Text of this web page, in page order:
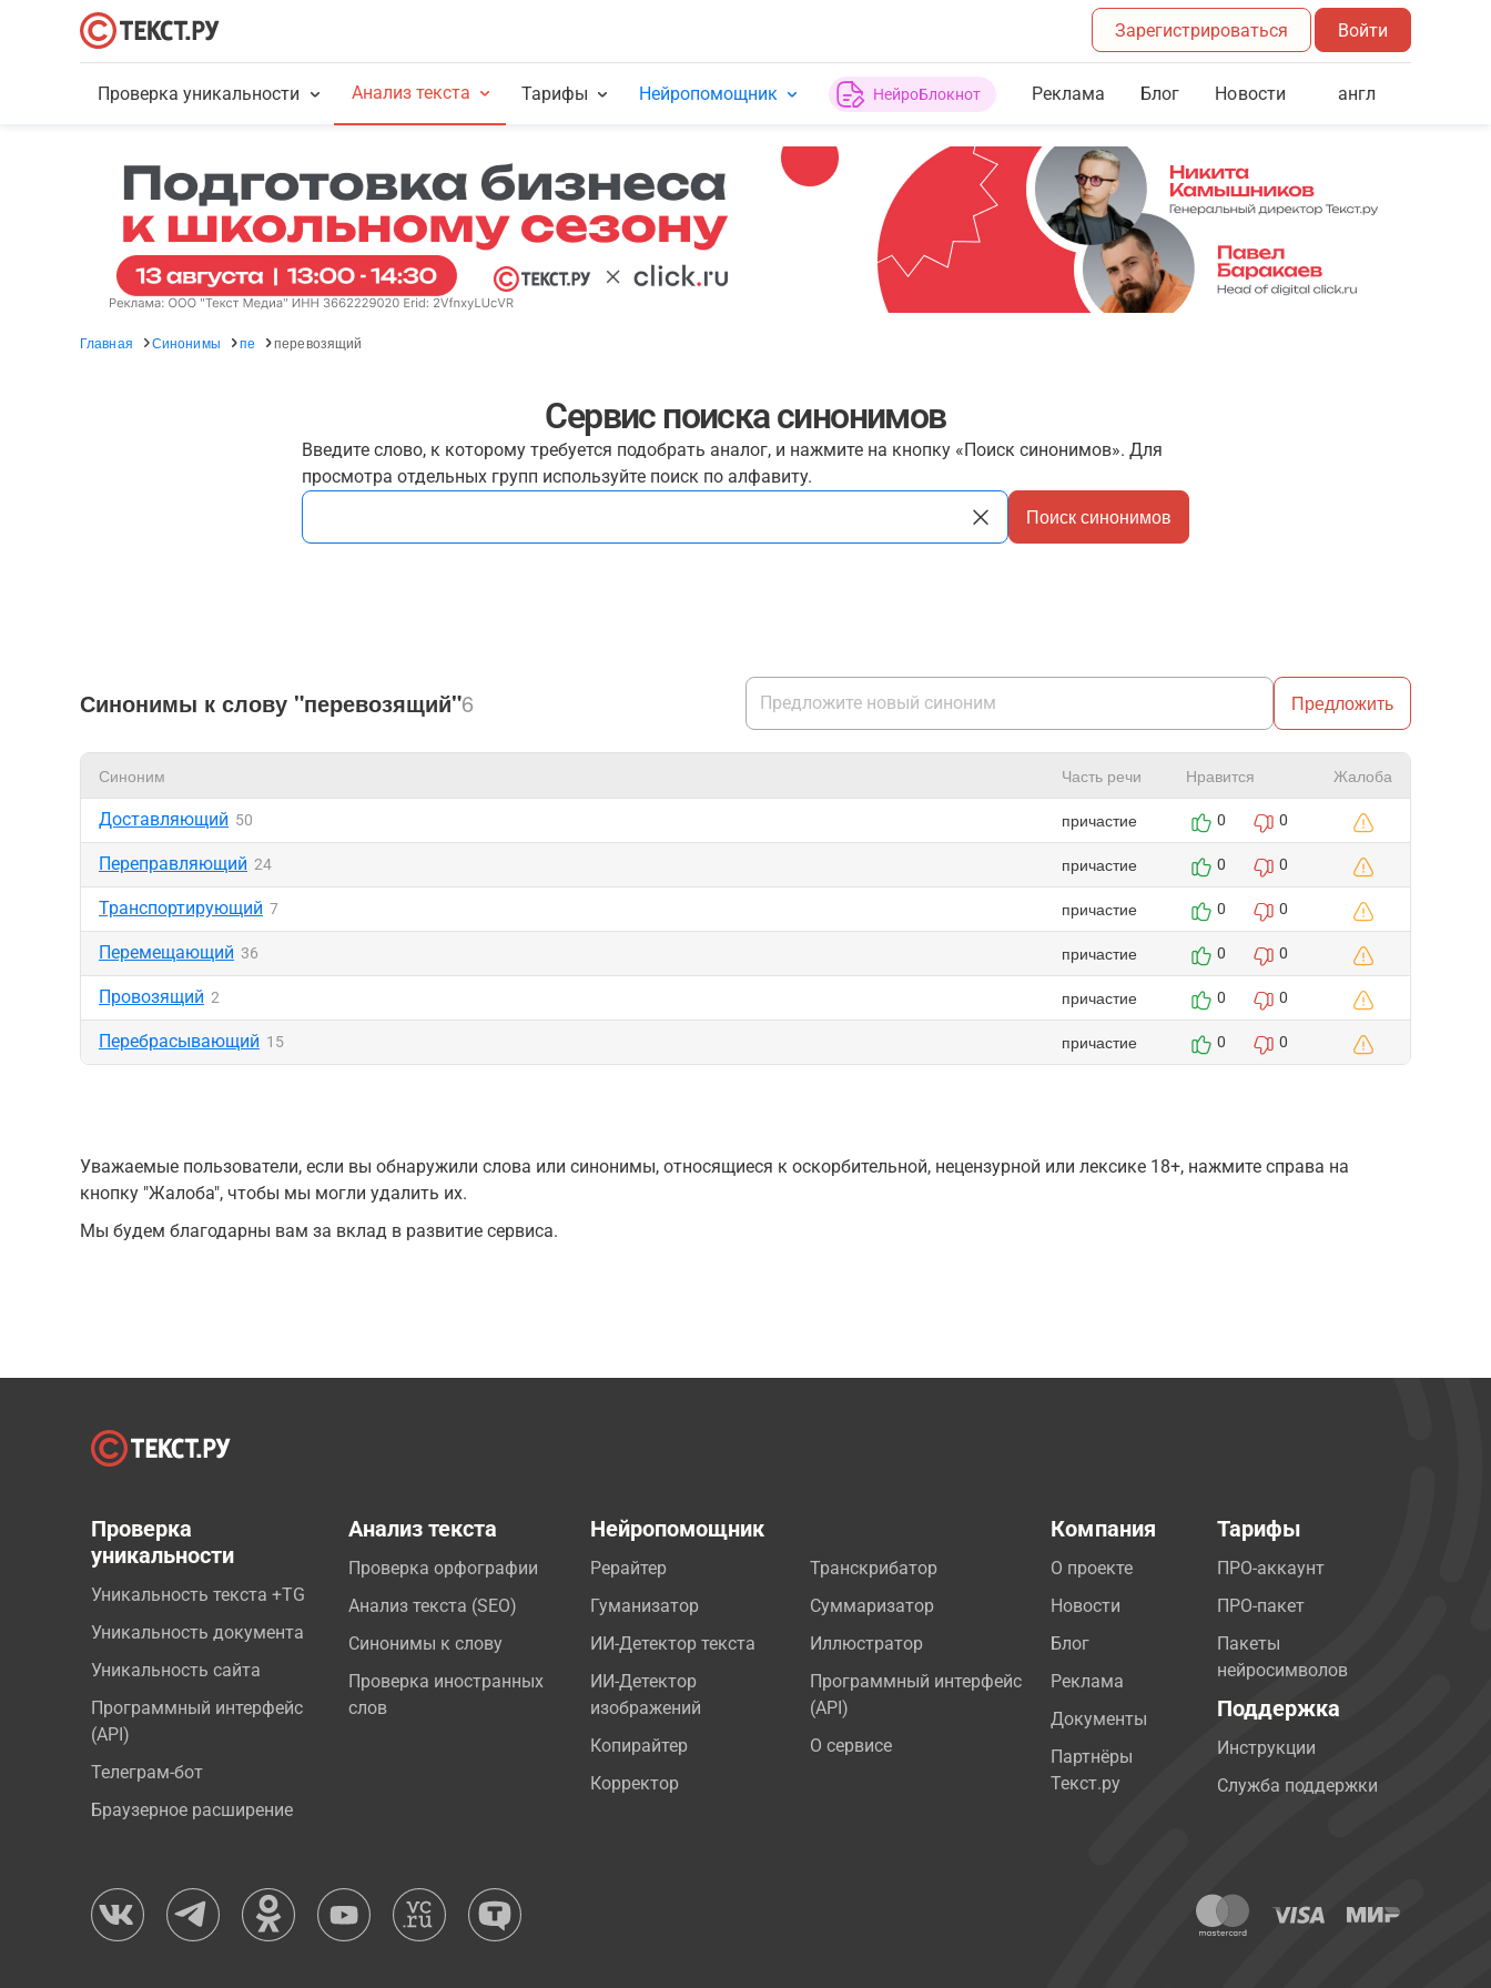
Зарегистрироваться Войти
Проверка уникальности Анализ текста Тарифы Нейропомощник НейроБлокнот Реклама Блог Новости англ
Главная Синонимы пе перевозящий
Сервис поиска синонимов
Введите слово, к которому требуется подобрать аналог, и нажмите на кнопку «Поиск синонимов». Для
просмотра отдельных групп используйте поиск по алфавиту.
Поиск синонимов
Синонимы к слову "перевозящий"6 Предложить
Синоним Часть речи Нравится Жалоба
Доставляющий 50 причастие 0 0
Переправляющий 24 причастие 0 0
Транспортирующий 7 причастие 0 0
Перемещающий 36 причастие 0 0
Провозящий 2 причастие 0 0
Перебрасывающий 15 причастие 0 0
Уважаемые пользователи, если вы обнаружили слова или синонимы, относящиеся к оскорбительной, нецензурной или лексике 18+, нажмите справа на
кнопку "Жалоба", чтобы мы могли удалить их.
Мы будем благодарны вам за вклад в развитие сервиса.
Проверка
уникальности
Уникальность текста +TG
Уникальность документа
Уникальность сайта
Программный интерфейс
(API)
Телеграм-бот
Браузерное расширение
Анализ текста
Проверка орфографии
Анализ текста (SEO)
Синонимы к слову
Проверка иностранных
слов
Нейропомощник
Рерайтер
Гуманизатор
ИИ-Детектор текста
ИИ-Детектор
изображений
Копирайтер
Корректор
Транскрибатор
Суммаризатор
Иллюстратор
Программный интерфейс
(API)
О сервисе
Компания
О проекте
Новости
Блог
Реклама
Документы
Партнёры
Текст.ру
Тарифы
ПРО-аккаунт
ПРО-пакет
Пакеты
нейросимволов
Поддержка
Инструкции
Служба поддержки